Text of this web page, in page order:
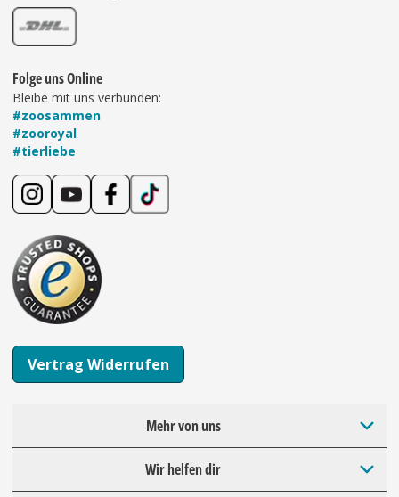
Folge uns Online
Bleibe mit uns verbunden:
#zoosammen
#zooroyal
#tierliebe
Vertrag Widerrufen
Mehr von uns
Wir helfen dir